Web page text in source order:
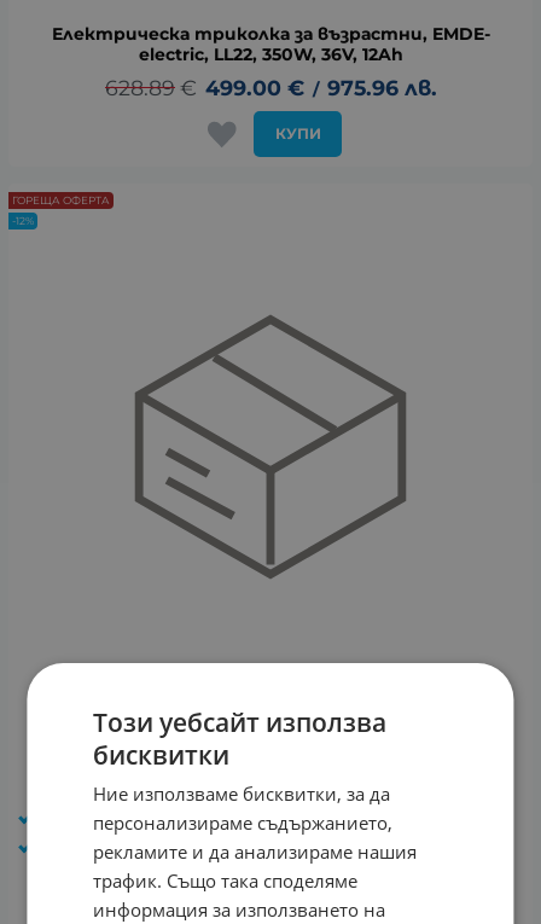
Електрическа триколка за възрастни, EMDE-
electric, LL22, 350W, 36V, 12Ah
628.89 € 499.00 € / 975.96 лв.
КУПИ
Електрическа триколка за възрастни, EMDE-
electric, SL03, 1500W, 48V, 20Ah, триместна
950.00 € 840.00 € / 1642.90
Максимална скорост: 30-35 км/ч
Гаранция: 24 месеца
ГОРЕЩА ОФЕРТА
-12%
Този уебсайт използва
бисквитки
Ние използваме бисквитки, за да
персонализираме съдържанието,
рекламите и да анализираме нашия
трафик. Също така споделяме
информация за използването на